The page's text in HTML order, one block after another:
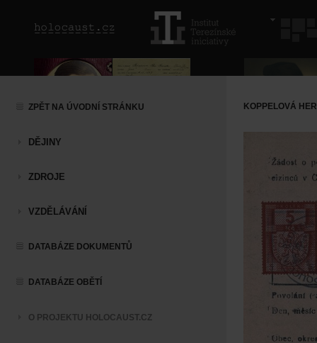
ZPĚT NA ÚVODNÍ STRÁNKU
DĚJINY
ZDROJE
VZDĚLÁVÁNÍ
DATABÁZE DOKUMENTŮ
DATABÁZE OBĚTÍ
O PROJEKTU HOLOCAUST.CZ
KOPPELOVÁ